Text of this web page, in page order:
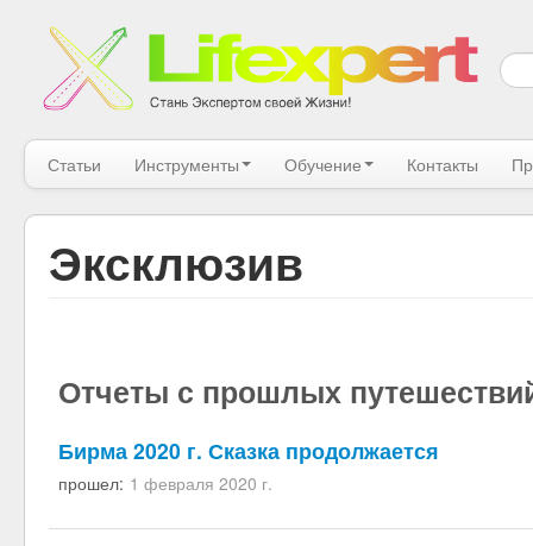
Статьи Инструменты Обучение Контакты
Эксклюзив
Отчеты с прошлых
Бирма 2020 г. Сказка продолжается
прошел: 1 февраля 2020 г.